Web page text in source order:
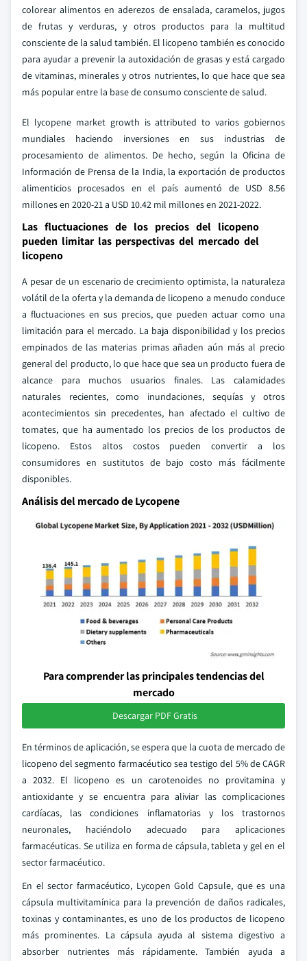
colorear alimentos en aderezos de ensalada, caramelos, jugos
de frutas y verduras, y otros productos para la multitud
consciente de la salud también. El licopeno también es conocido
para ayudar a prevenir la autoxidación de grasas y está cargado
de vitaminas, minerales y otros nutrientes, lo que hace que sea
más popular entre la base de consumo consciente de salud.
El lycopene market growth is attributed to varios gobiernos
mundiales haciendo inversiones en sus industrias de
procesamiento de alimentos. De hecho, según la Oficina de
Información de Prensa de la India, la exportación de productos
alimenticios procesados en el país aumentó de USD 8.56
millones en 2020-21 a USD 10.42 mil millones en 2021-2022.
Las fluctuaciones de los precios del licopeno
pueden limitar las perspectivas del mercado del
licopeno
A pesar de un escenario de crecimiento optimista, la naturaleza
volátil de la oferta y la demanda de licopeno a menudo conduce
a fluctuaciones en sus precios, que pueden actuar como una
limitación para el mercado. La baja disponibilidad y los precios
empinados de las materias primas añaden aún más al precio
general del producto, lo que hace que sea un producto fuera de
alcance para muchos usuarios finales. Las calamidades
naturales recientes, como inundaciones, sequías y otros
acontecimientos sin precedentes, han afectado el cultivo de
tomates, que ha aumentado los precios de los productos de
licopeno. Estos altos costos pueden convertir a los
consumidores en sustitutos de bajo costo más fácilmente
disponibles.
Análisis del mercado de Lycopene
Para comprender las principales tendencias del
mercado
Descargar PDF Gratis
En términos de aplicación, se espera que la cuota de mercado de
licopeno del segmento farmacéutico sea testigo del 5% de CAGR
a 2032. El licopeno es un carotenoides no provitamina y
antioxidante y se encuentra para aliviar las complicaciones
cardíacas, las condiciones inflamatorias y los trastornos
neuronales, haciéndolo adecuado para aplicaciones
farmacéuticas. Se utiliza en forma de cápsula, tableta y gel en el
sector farmacéutico.
En el sector farmacéutico, Lycopen Gold Capsule, que es una
cápsula multivitamínica para la prevención de daños radicales,
toxinas y contaminantes, es uno de los productos de licopeno
más prominentes. La cápsula ayuda al sistema digestivo a
absorber nutrientes más rápidamente. También ayuda a